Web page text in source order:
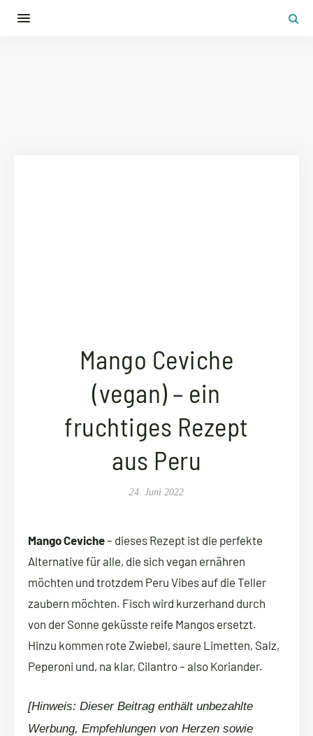
Mango Ceviche
(vegan) – ein
fruchtiges Rezept
aus Peru
24. Juni 2022
Mango Ceviche– dieses Rezept ist die perfekte
Alternative für alle, die sich vegan ernähren
möchten und trotzdem Peru Vibes auf die Teller
zaubern möchten. Fisch wird kurzerhand durch
von der Sonne geküsste reife Mangos ersetzt.
Hinzu kommen rote Zwiebel, saure Limetten, Salz,
Peperoni und, na klar, Cilantro – also Koriander.
[Hinweis: Dieser Beitrag enthält unbezahlte
Werbung, Empfehlungen von Herzen sowie